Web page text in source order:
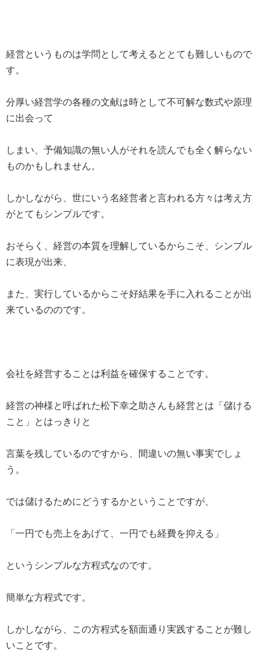
経営というものは学問として考えるととても難しいもので
す。
分厚い経営学の各種の文献は時として不可解な数式や原理
に出会って
しまい、予備知識の無い人がそれを読んでも全く解らない
ものかもしれません。
しかしながら、世にいう名経営者と言われる方々は考え方
がとてもシンプルです。
おそらく、経営の本質を理解しているからこそ、シンプル
に表現が出来、
また、実行しているからこそ好結果を手に入れることが出
来ているののです。
会社を経営することは利益を確保することです。
経営の神様と呼ばれた松下幸之助さんも経営とは「儲ける
こと」とはっきりと
言葉を残しているのですから、間違いの無い事実でしょ
う。
では儲けるためにどうするかということですが、
「一円でも売上をあげて、一円でも経費を抑える」
というシンプルな方程式なのです。
簡単な方程式です。
しかしながら、この方程式を額面通り実践することが難し
いことです。